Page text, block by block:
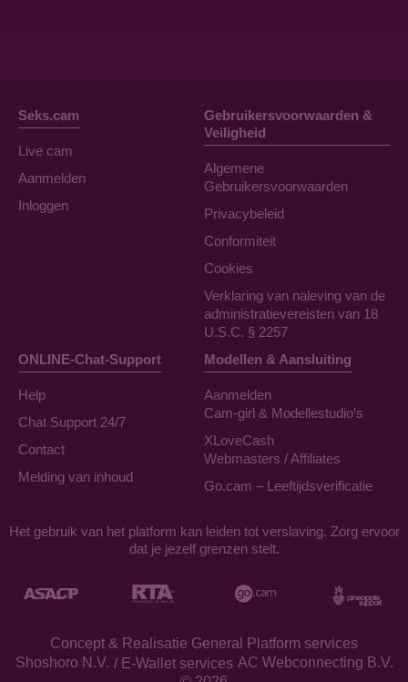
Seks.cam
Live cam
Aanmelden
Inloggen
Gebruikersvoorwaarden &
Veiligheid
Algemene
Gebruikersvoorwaarden
Privacybeleid
Conformiteit
Cookies
Verklaring van naleving van de
administratievereisten van 18
U.S.C. § 2257
ONLINE-Chat-Support
Help
Chat Support 24/7
Contact
Melding van inhoud
Modellen & Aansluiting
Aanmelden
Cam-girl & Modellestudio’s
XLoveCash
Webmasters / Affiliates
Go.cam – Leeftijdsverificatie
Het gebruik van het platform kan leiden tot verslaving. Zorg ervoor
dat je jezelf grenzen stelt.
Concept & Realisatie General Platform services
/ E-Wallet services